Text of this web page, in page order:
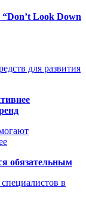
Look Down
для развития
обязательным
в